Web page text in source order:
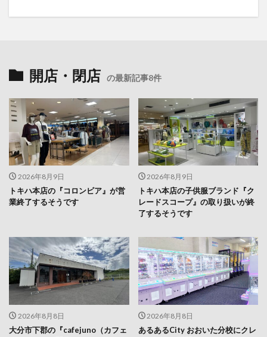
開店・閉店 の最新記事8件
2026年8月9日
トキハ本店の『コロンビア』が営
業終了するそうです
2026年8月9日
トキハ本店の子供服ブランド『ク
レードスコープ』の取り扱いが終
了するそうです
2026年8月8日
大分市下郡の『cafejuno（カフェ
2026年8月8日
あるあるCity おおいた分校にクレ